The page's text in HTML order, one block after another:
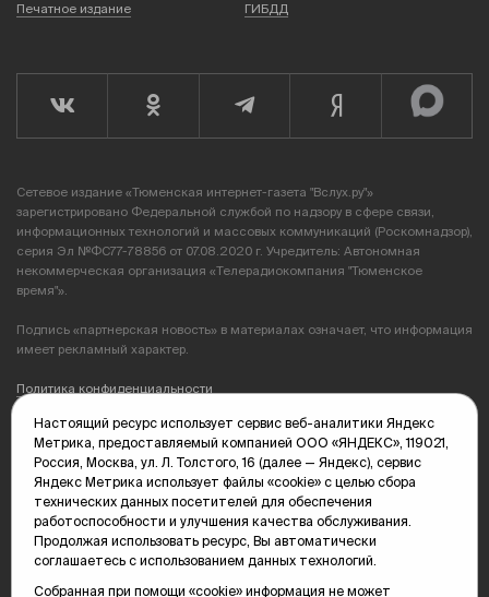
Печатное издание
ГИБДД
Сетевое издание «Тюменская интернет-газета "Вслух.ру"»
зарегистрировано Федеральной службой по надзору в сфере связи,
информационных технологий и массовых коммуникаций (Роскомнадзор),
серия Эл №ФС77-78856 от 07.08.2020 г. Учредитель: Автономная
некоммерческая организация «Телерадиокомпания "Тюменское
время"».
Подпись «партнерская новость» в материалах означает, что информация
имеет рекламный характер.
Политика конфиденциальности
Редакция: 625035, Тюмень, пр. Геологоразведчиков, 28А
(3452) 68-89-05
edit@vsluh.ru
Главный редактор: Панкина Т.Ю.
kika@vsluh.ru
По вопросам рекламы:
(3452) 68-89-78
Настоящий ресурс использует сервис веб-аналитики Яндекс
Метрика, предоставляемый компанией ООО «ЯНДЕКС», 119021,
Россия, Москва, ул. Л. Толстого, 16 (далее — Яндекс), сервис
Яндекс Метрика использует файлы «cookie» с целью сбора
технических данных посетителей для обеспечения
работоспособности и улучшения качества обслуживания.
Продолжая использовать ресурс, Вы автоматически
соглашаетесь с использованием данных технологий.
Собранная при помощи «cookie» информация не может